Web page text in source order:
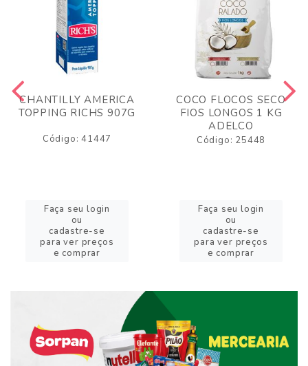
CHANTILLY AMERICA
TOPPING RICHS 907G
Código: 41447
Faça seu login
ou
cadastre-se
para ver preços
e comprar
COCO FLOCOS SECO
FIOS LONGOS 1 KG
ADELCO
Código: 25448
Faça seu login
ou
cadastre-se
para ver preços
e comprar